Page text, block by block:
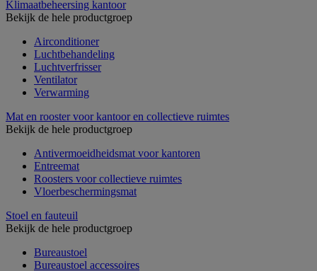
Klimaatbeheersing kantoor
Bekijk de hele productgroep
Airconditioner
Luchtbehandeling
Luchtverfrisser
Ventilator
Verwarming
Mat en rooster voor kantoor en collectieve ruimtes
Bekijk de hele productgroep
Antivermoeidheidsmat voor kantoren
Entreemat
Roosters voor collectieve ruimtes
Vloerbeschermingsmat
Stoel en fauteuil
Bekijk de hele productgroep
Bureaustoel
Bureaustoel accessoires